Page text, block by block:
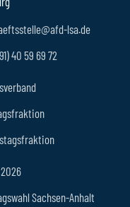
lsa.de
40 59 69 72
Sachsen-Anhalt